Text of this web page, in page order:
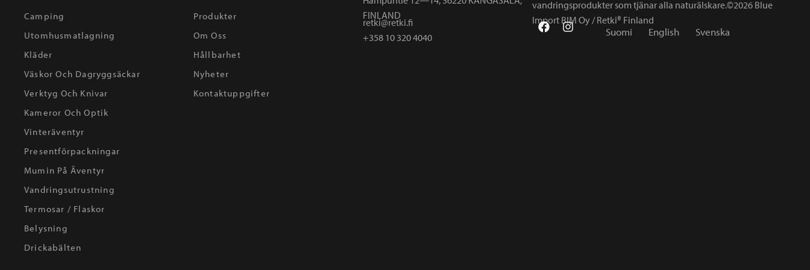
Camping
Utomhusmatlagning
Kläder
Väskor Och Dagryggsäckar
Verktyg Och Knivar
Kameror Och Optik
Vinteräventyr
Presentförpackningar
Mumin På Äventyr
Vandringsutrustning
Termosar / Flaskor
Belysning
Drickabälten
Produkter
Om Oss
Hållbarhet
Nyheter
Kontaktuppgifter
FINLAND
retki@retki.fi
+358 10 320 4040
vandringsprodukter som tjänar alla naturälskare.©2026 Blue
Import BIM Oy / Retki® Finland
Suomi English Svenska